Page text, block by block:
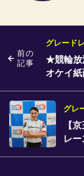
前の
記事
グレード
★競輪放
オケイ
グレ
【
レ